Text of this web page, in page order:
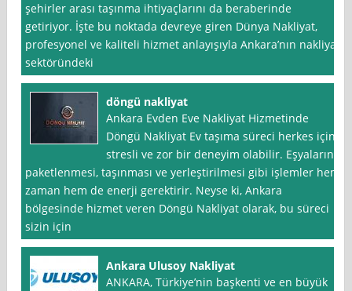
şehirler arası taşınma ihtiyaçlarını da beraberinde
getiriyor. İşte bu noktada devreye giren Dünya Nakliyat,
profesyonel ve kaliteli hizmet anlayışıyla Ankara’nın nakliyat
sektöründeki
döngü nakliyat
Ankara Evden Eve Nakliyat Hizmetinde
Döngü Nakliyat Ev taşıma süreci herkes için
stresli ve zor bir deneyim olabilir. Eşyaların
paketlenmesi, taşınması ve yerleştirilmesi gibi işlemler hem
zaman hem de enerji gerektirir. Neyse ki, Ankara
bölgesinde hizmet veren Döngü Nakliyat olarak, bu süreci
sizin için
Ankara Ulusoy Nakliyat
ANKARA, Türkiye’nin başkenti ve en büyük